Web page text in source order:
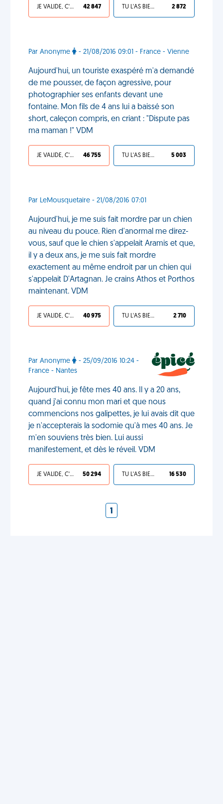
JE VALIDE, C'EST UNE VDM 42 847 TU L'AS BIEN MÉRITÉ 2 872
Par Anonyme - 21/08/2016 09:01 - France - Vienne
Aujourd'hui, un touriste exaspéré m'a demandé
de me pousser, de façon agressive, pour
photographier ses enfants devant une
fontaine. Mon fils de 4 ans lui a baissé son
short, caleçon compris, en criant : "Dispute pas
ma maman !" VDM
JE VALIDE, C'EST UNE VDM 46 755 TU L'AS BIEN MÉRITÉ 5 003
Par LeMousquetaire - 21/08/2016 07:01
Aujourd'hui, je me suis fait mordre par un chien
au niveau du pouce. Rien d'anormal me direz-
vous, sauf que le chien s'appelait Aramis et que,
il y a deux ans, je me suis fait mordre
exactement au même endroit par un chien qui
s'appelait D'Artagnan. Je crains Athos et Porthos
maintenant. VDM
JE VALIDE, C'EST UNE VDM 40 975 TU L'AS BIEN MÉRITÉ 2 710
Par Anonyme
- 25/09/2016 10:24 -
France - Nantes
Aujourd'hui, je fête mes 40 ans. Il y a 20 ans,
quand j'ai connu mon mari et que nous
commencions nos galipettes, je lui avais dit que
je n'accepterais la sodomie qu'à mes 40 ans. Je
m'en souviens très bien. Lui aussi
manifestement, et dès le réveil. VDM
JE VALIDE, C'EST UNE VDM 50 294 TU L'AS BIEN MÉRITÉ 16 530
1